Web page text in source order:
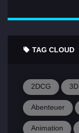
TAG CLOUD
2DCG 3D
Abenteuer
Animation